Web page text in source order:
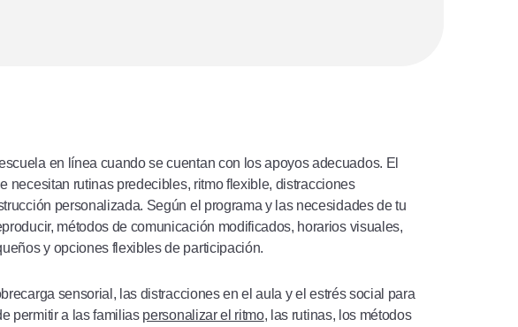
en línea cuando se cuentan con los apoyos adecuados. El
rutinas predecibles, ritmo flexible, distracciones
personalizada. Según el programa y las necesidades de tu
métodos de comunicación modificados, horarios visuales,
y opciones flexibles de participación.
sensorial, las distracciones en el aula y el estrés social para
permitir a las familias personalizar el ritmo, las rutinas, los métodos